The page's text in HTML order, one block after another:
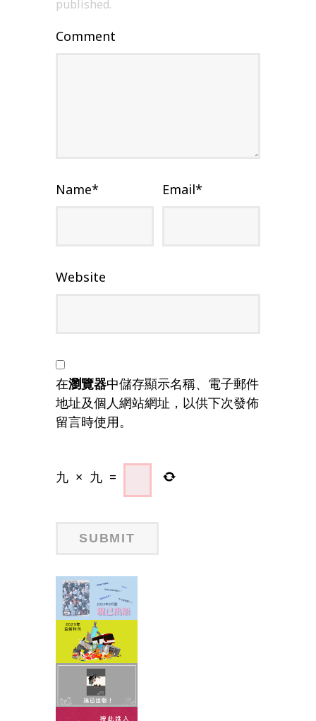
published.
Comment
Name* Email*
Website
在瀏覽器中儲存顯示名稱、電子郵件
地址及個人網站網址，以供下次發佈
留言時使用。
九 × 九 =